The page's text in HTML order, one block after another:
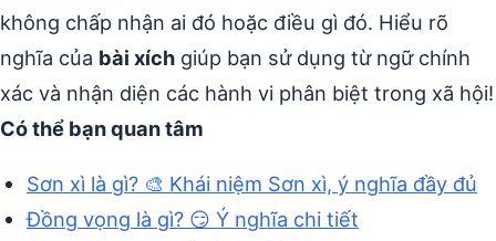
không chấp nhận ai đó hoặc điều gì đó. Hiểu rõ
nghĩa của bài xích giúp bạn sử dụng từ ngữ chính
xác và nhận diện các hành vi phân biệt trong xã hội!
Có thể bạn quan tâm
Sơn xì là gì? 🎨 Khái niệm Sơn xì, ý nghĩa đầy đủ
Đồng vọng là gì? 😏 Ý nghĩa chi tiết